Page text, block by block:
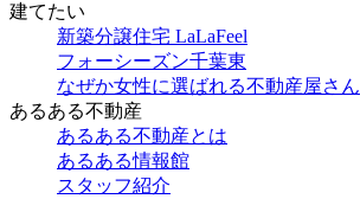
建てたい
新築分譲住宅 LaLaFeel
フォーシーズン千葉東
なぜか女性に選ばれる不動産屋さん
あるある不動産
あるある不動産とは
あるある情報館
スタッフ紹介